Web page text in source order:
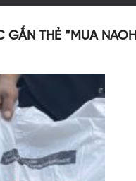
GẮN THẺ “MUA